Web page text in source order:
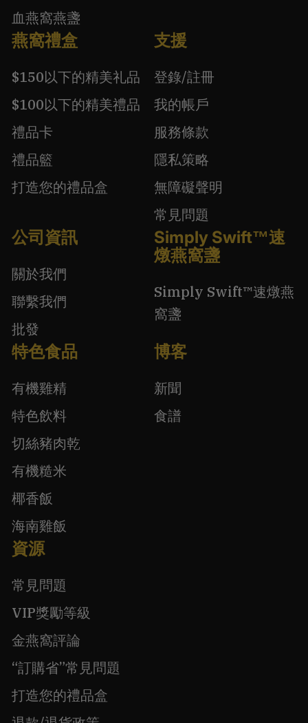
血燕窩燕盞
燕窩禮盒
$150以下的精美礼品
$100以下的精美禮品
禮品卡
禮品籃
打造您的禮品盒
支援
登錄/註冊
我的帳戶
服務條款
隱私策略
無障礙聲明
常見問題
公司資訊
關於我們
聯繫我們
批發
Simply Swift™速
燉燕窩盞
Simply Swift™速燉燕
窩盞
特色食品
有機雞精
特色飲料
切絲豬肉乾
有機糙米
椰香飯
海南雞飯
博客
新聞
食譜
資源
常見問題
VIP獎勵等級
金燕窩評論
“訂購省”常見問題
打造您的禮品盒